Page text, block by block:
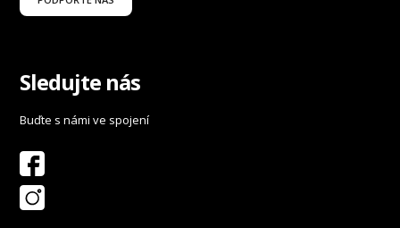
Sledujte nás
Buďte s námi ve spojení